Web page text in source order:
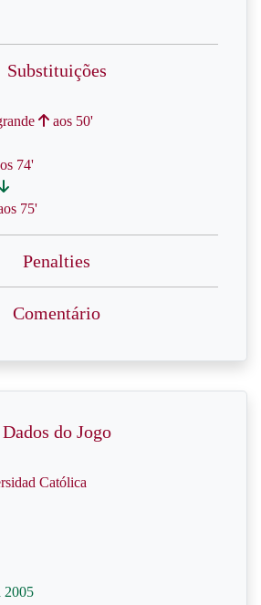
Substituições
aos 50'
74'
75'
Penalties
Comentário
Dados do Jogo
Católica
2005